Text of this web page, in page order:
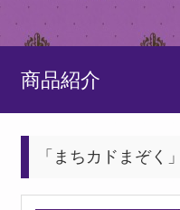
商品紹介
「まちカドまぞ